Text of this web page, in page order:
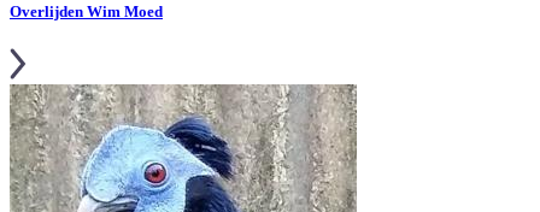
Overlijden Wim Moed